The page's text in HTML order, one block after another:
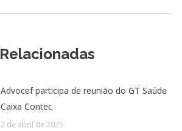
Advocef participa de reunião do GT Saúde
Caixa Contec
2 de abril de 2025